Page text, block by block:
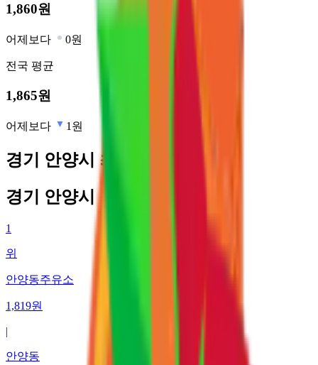
1,860원
어제보다 0원
전국 평균
1,865원
어제보다 1원
경기 안양시 최저가 주유소
경기 안양시 최저가 주유소
1
위
안양동주유소
1,819원
|
안양동